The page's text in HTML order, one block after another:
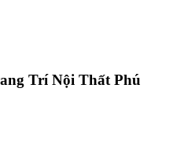
Trí Nội Thất Phú